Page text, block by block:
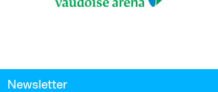
Newsletter